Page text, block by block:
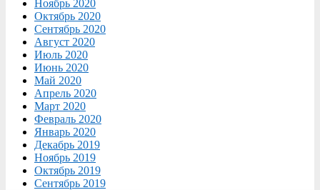
Ноябрь 2020
Октябрь 2020
Сентябрь 2020
Август 2020
Июль 2020
Июнь 2020
Май 2020
Апрель 2020
Март 2020
Февраль 2020
Январь 2020
Декабрь 2019
Ноябрь 2019
Октябрь 2019
Сентябрь 2019